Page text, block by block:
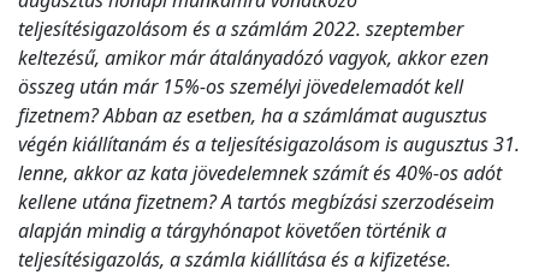
teljesítésigazolásom és a számlám 2022. szeptember
keltezésű, amikor már átalányadózó vagyok, akkor ezen
összeg után már 15%-os személyi jövedelemadót kell
fizetnem? Abban az esetben, ha a számlámat augusztus
végén kiállítanám és a teljesítésigazolásom is augusztus 31.
lenne, akkor az kata jövedelemnek számít és 40%-os adót
kellene utána fizetnem? A tartós megbízási szerzodéseim
alapján mindig a tárgyhónapot követően történik a
teljesítésigazolás, a számla kiállítása és a kifizetése.